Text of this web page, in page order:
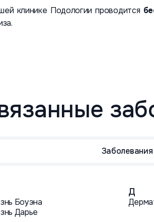
клинике Подологии проводится
Заболевания
Боуэна
Дарье
Д